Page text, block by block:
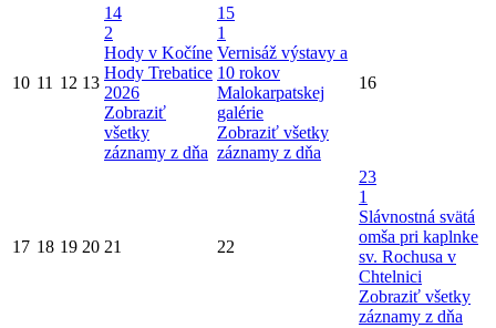
10 11 12 13
14
2
Hody v Kočíne
Hody Trebatice
2026
Zobraziť
všetky
záznamy z dňa
15
1
Vernisáž výstavy a
10 rokov
Malokarpatskej
galérie
Zobraziť všetky
záznamy z dňa
16
17 18 19 20 21 22
23
1
Slávnostná svätá
omša pri kaplnke
sv. Rochusa v
Chtelnici
Zobraziť všetky
záznamy z dňa